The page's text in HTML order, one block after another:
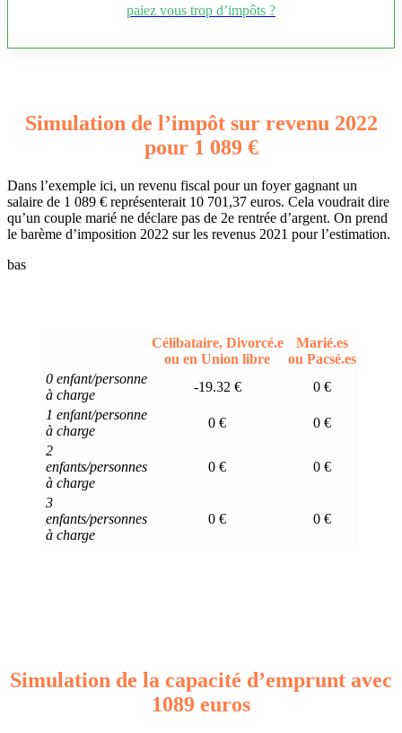
paiez vous trop d’impôts ?
Simulation de l’impôt sur revenu 2022
pour 1 089 €
Dans l’exemple ici, un revenu fiscal pour un foyer gagnant un
salaire de 1 089 € représenterait 10 701,37 euros. Cela voudrait dire
qu’un couple marié ne déclare pas de 2e rentrée d’argent. On prend
le barème d’imposition 2022 sur les revenus 2021 pour l’estimation.
bas
Célibataire, Divorcé.e
ou en Union libre
Marié.es
ou Pacsé.es
0 enfant/personne
à charge
-19.32 €
0 €
1 enfant/personne
à charge
0 €
0 €
2
enfants/personnes
à charge
0 € 0 €
3
enfants/personnes
à charge
0 € 0 €
Simulation de la capacité d’emprunt avec
1089 euros